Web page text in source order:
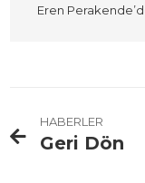
Eren
HABERLER
Geri Dön